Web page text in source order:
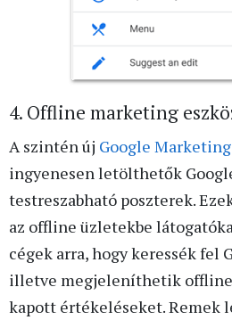
4. Offline marketing
A szintén új Google
ingyenesen letölthetők
testreszabható poszterek.
az offline üzletekbe
cégek arra, hogy keressék fel
illetve megjeleníthetik
kapott értékeléseket. Remek